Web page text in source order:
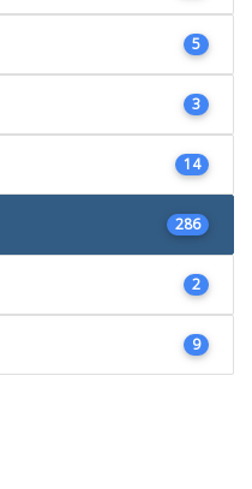
5
3
14
286
2
9